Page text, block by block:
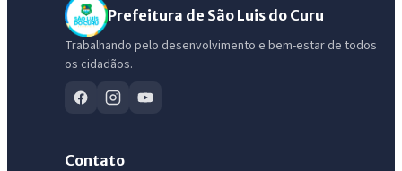
Prefeitura de São Luis do Curu
Trabalhando pelo desenvolvimento e bem-estar de todos
os cidadãos.
Contato